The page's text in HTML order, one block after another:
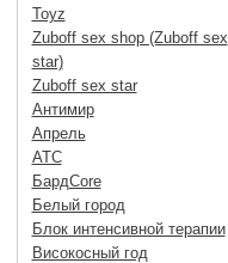
Toyz
Zuboff sex shop (Zuboff sex
star)
Zuboff sex star
Антимир
Апрель
АТС
БардCore
Белый город
Блок интенсивной терапии
Високосный год